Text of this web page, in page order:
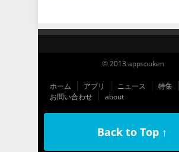
© 2013 appsouken
ホーム アプリ ニュース 特集
お問い合わせ
about
Back to Top ↑